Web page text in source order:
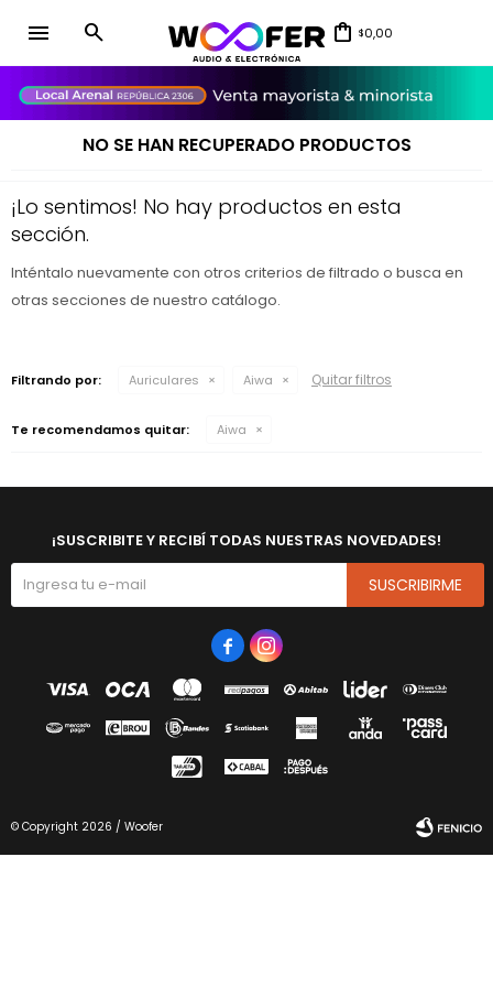
menu $0,00
NO SE HAN RECUPERADO PRODUCTOS
¡Lo sentimos! No hay productos en esta
sección.
Inténtalo nuevamente con otros criterios de filtrado o busca en
otras secciones de nuestro catálogo.
Filtrando por: Auriculares Aiwa Quitar filtros
Te recomendamos quitar: Aiwa
¡SUSCRIBITE Y RECIBÍ TODAS NUESTRAS NOVEDADES!
SUSCRIBIRME
 
© Copyright 2026 / Woofer
close